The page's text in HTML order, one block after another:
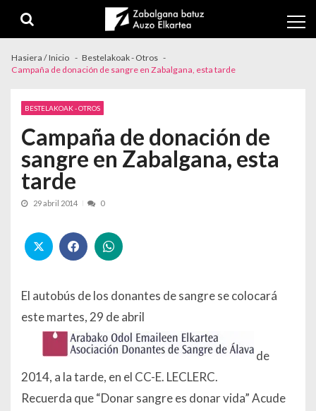
Hasiera / Inicio
Bestelakoak - Otros
Campaña de donación de sangre en Zabalgana, esta tarde
BESTELAKOAK - OTROS
Campaña de donación de
sangre en Zabalgana, esta
tarde
29 abril 2014 0
El autobús de los donantes de sangre se colocará
este martes, 29 de abril
de
2014, a la tarde, en el CC-E. LECLERC.
Recuerda que “Donar sangre es donar vida” Acude